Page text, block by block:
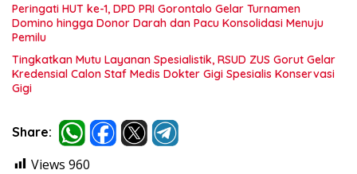
Peringati HUT ke-1, DPD PRI Gorontalo Gelar Turnamen
Domino hingga Donor Darah dan Pacu Konsolidasi Menuju
Pemilu
Tingkatkan Mutu Layanan Spesialistik, RSUD ZUS Gorut Gelar
Kredensial Calon Staf Medis Dokter Gigi Spesialis Konservasi
Gigi
Share:
Views 960